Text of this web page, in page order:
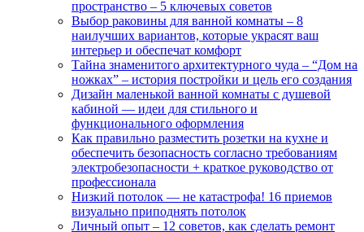
пространство – 5 ключевых советов
Выбор раковины для ванной комнаты – 8
наилучших вариантов, которые украсят ваш
интерьер и обеспечат комфорт
Тайна знаменитого архитектурного чуда – “Дом на
ножках” – история постройки и цель его создания
Дизайн маленькой ванной комнаты с душевой
кабиной — идеи для стильного и
функционального оформления
Как правильно разместить розетки на кухне и
обеспечить безопасность согласно требованиям
электробезопасности + краткое руководство от
профессионала
Низкий потолок — не катастрофа! 16 приемов
визуально приподнять потолок
Личный опыт – 12 советов, как сделать ремонт